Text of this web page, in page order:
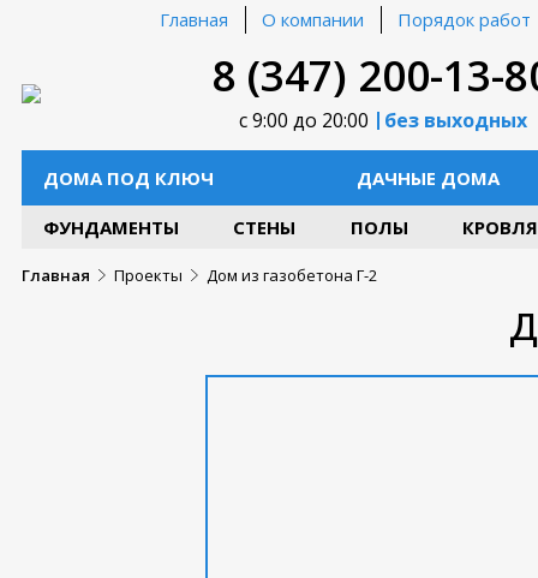
Главная О компании Порядок работ
8 (347) 200-13-
с 9:00 до 20:00 без выходных
ДОМА ПОД КЛЮЧ ДАЧНЫЕ ДОМА
ФУНДАМЕНТЫ СТЕНЫ ПОЛЫ КРОВЛЯ
Главная Проекты Дом из газобетона Г-2